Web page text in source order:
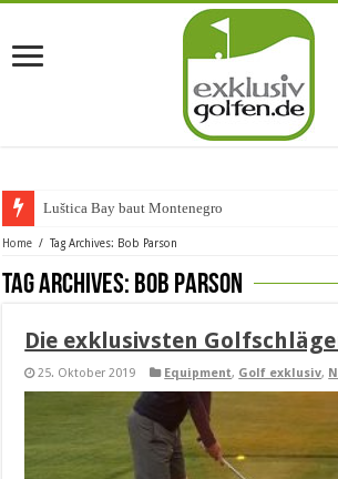
Luštica Bay baut Montenegros erst
Home / Tag Archives: Bob Parson
Tag Archives: Bob Parson
Die exklusivsten
25. Oktober 2019 Equipment, Golf exklusiv,